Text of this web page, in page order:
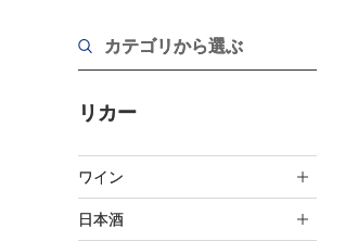
カテゴリから選ぶ
リカー
ワイン
日本酒